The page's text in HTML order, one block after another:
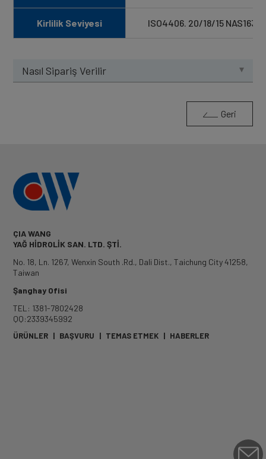
Kirlilik Seviyesi ISO4406. 20/18/15 NAS1638.
Nasıl Sipariş Verilir
Geri
ÇIA WANG
YAĞ HİDROLİK SAN. LTD. ŞTİ.
No. 18, Ln. 1267, Wenxin South .Rd., Dali Dist.,Taichung City41258,
Taiwan
Şanghay Ofisi
TEL: 1381-7802428
QQ:2339345992
ÜRÜNLER | BAŞVURU | TEMAS ETMEK | HABERLER